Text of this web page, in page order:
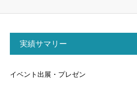
実績サマリー
イベント出展・プレゼン